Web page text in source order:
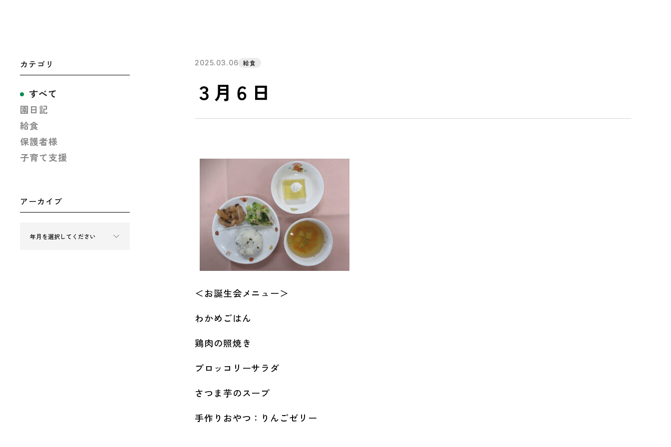
2025.03.06 給食
３月６日
＜お誕生会メニュー＞
わかめごはん
鶏肉の照焼き
ブロッコリーサラダ
さつま芋のスープ
手作りおやつ：りんごゼリー
カテゴリ
すべて
園日記
給食
保護者様
子育て支援
アーカイブ